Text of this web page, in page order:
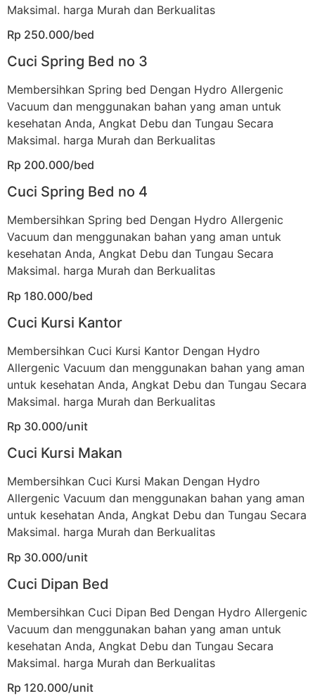
Maksimal. harga Murah dan Berkualitas
Rp 250.000/bed
Cuci Spring Bed no 3
Membersihkan Spring bed Dengan Hydro Allergenic
Vacuum dan menggunakan bahan yang aman untuk
kesehatan Anda, Angkat Debu dan Tungau Secara
Maksimal. harga Murah dan Berkualitas
Rp 200.000/bed
Cuci Spring Bed no 4
Membersihkan Spring bed Dengan Hydro Allergenic
Vacuum dan menggunakan bahan yang aman untuk
kesehatan Anda, Angkat Debu dan Tungau Secara
Maksimal. harga Murah dan Berkualitas
Rp 180.000/bed
Cuci Kursi Kantor
Membersihkan Cuci Kursi Kantor Dengan Hydro
Allergenic Vacuum dan menggunakan bahan yang aman
untuk kesehatan Anda, Angkat Debu dan Tungau Secara
Maksimal. harga Murah dan Berkualitas
Rp 30.000/unit
Cuci Kursi Makan
Membersihkan Cuci Kursi Makan Dengan Hydro
Allergenic Vacuum dan menggunakan bahan yang aman
untuk kesehatan Anda, Angkat Debu dan Tungau Secara
Maksimal. harga Murah dan Berkualitas
Rp 30.000/unit
Cuci Dipan Bed
Membersihkan Cuci Dipan Bed Dengan Hydro Allergenic
Vacuum dan menggunakan bahan yang aman untuk
kesehatan Anda, Angkat Debu dan Tungau Secara
Maksimal. harga Murah dan Berkualitas
Rp 120.000/unit